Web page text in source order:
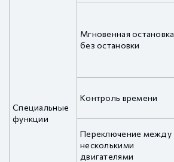
Специальные
функции
Мгновенная остановка
без остановки
Контроль времени
Переключение между
несколькими
двигателями